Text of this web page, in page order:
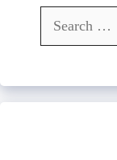
Search
for: